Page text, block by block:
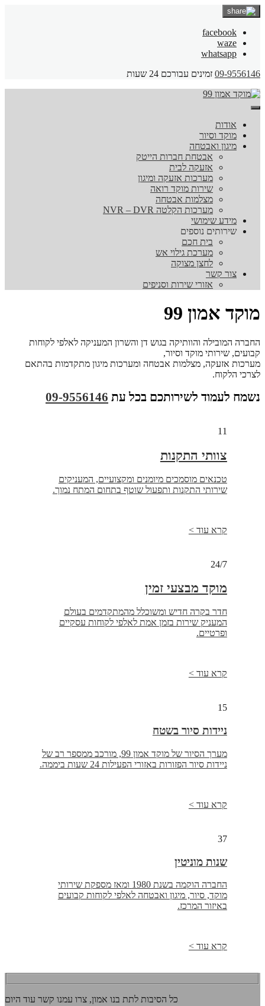
facebook
waze
whatsapp
09-9556146 זמינים עבורכם 24 שעות
אודות
מוקד וסיור
מיגון ואבטחה
אבטחת חברות הייטק
אזעקה לבית
מערכות אזעקה ומיגון
שירות מוקד רואה
מצלמות אבטחה
מערכות הקלטה NVR – DVR
מידע שימושי
שירותים נוספים
בית חכם
מערכת גילוי אש
לחצן מצוקה
צור קשר
אזורי שירות וסניפים
מוקד אמון 99
החברה המובילה והוותיקה בגוש דן והשרון המעניקה לאלפי לקוחות
קבועים, שירותי מוקד וסיור,
מערכות אזעקה, מצלמות אבטחה ומערכות מיגון מתקדמות בהתאם
לצרכי הלקוח.
נשמח לעמוד לשירותכם בכל עת 09-9556146
11
צוותי התקנות
טכנאים מוסמכים מיומנים ומקצועיים, המעניקים
שירותי התקנות ותפעול שוטף בתחום המתח נמוך.
קרא עוד >
24/7
מוקד מבצעי זמין
חדר בקרה חדיש ומשוכלל מהמתקדמים בעולם
המעניק שירות בזמן אמת לאלפי לקוחות עסקיים
ופרטיים.
קרא עוד >
15
ניידות סיור בשטח
מערך הסיור של מוקד אמון 99, מורכב ממספר רב של
ניידות סיור הפזורות באזורי הפעילות 24 שעות ביממה.
קרא עוד >
37
שנות מוניטין
החברה הוקמה בשנת 1980 ומאז מספקת שירותי
מוקד, סיור, מיגון ואבטחה לאלפי לקוחות קבועים
באיזור המרכז.
קרא עוד >
כל הסיבות לתת בנו אמון, צרו עמנו קשר עוד היום